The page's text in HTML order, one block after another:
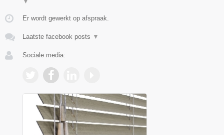
Er wordt gewerkt op afspraak.
Laatste facebook posts ▼
Sociale media: